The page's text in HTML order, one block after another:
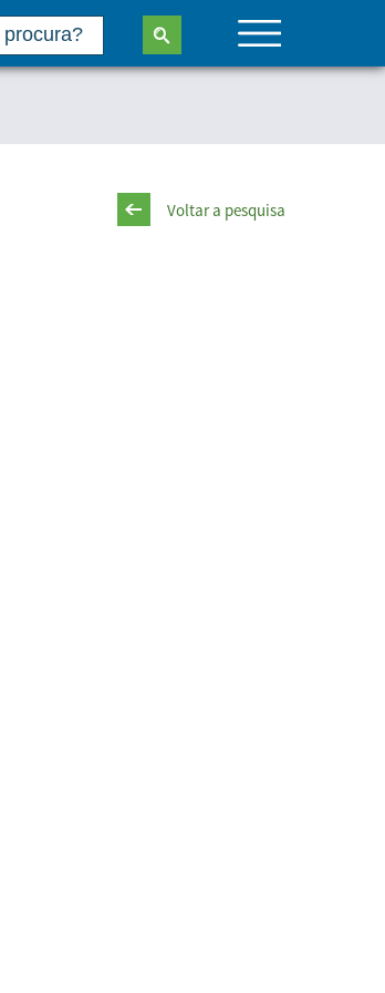
Voltar a pesquisa